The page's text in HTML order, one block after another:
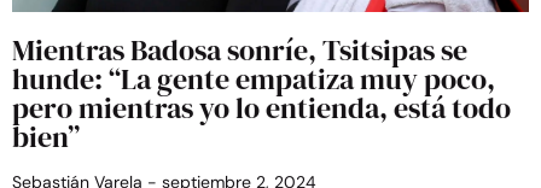
Mientras Badosa sonríe, Tsitsipas se
hunde: “La gente empatiza muy poco,
pero mientras yo lo entienda, está todo
bien”
Sebastián Varela septiembre 2, 2024